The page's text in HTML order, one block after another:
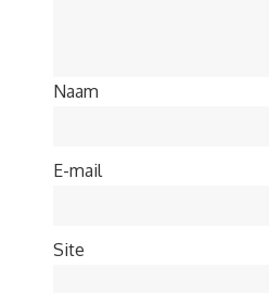
Naam
E-mail
Site